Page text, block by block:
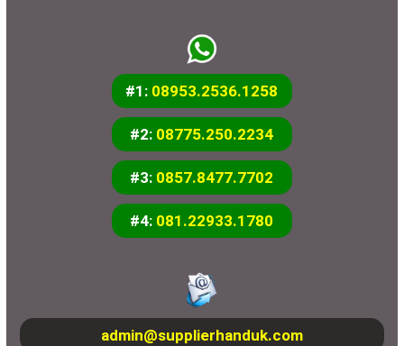
#1: 08953.2536.1258
#2: 08775.250.2234
#3: 0857.8477.7702
#4: 081.22933.1780
admin@supplierhanduk.com